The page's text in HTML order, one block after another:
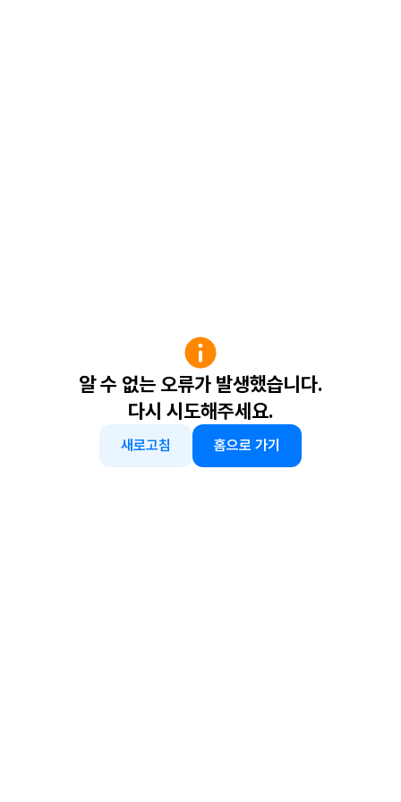
알 수 없는 오류가 발생했습니다.
다시 시도해주세요.
새로고침 홈으로 가기